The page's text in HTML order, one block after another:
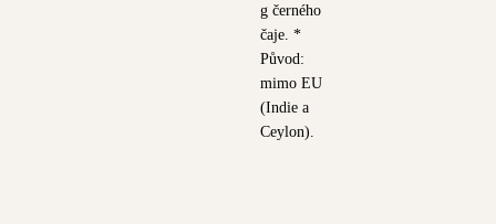
g černého
čaje. *
Původ:
mimo EU
(Indie a
Ceylon).